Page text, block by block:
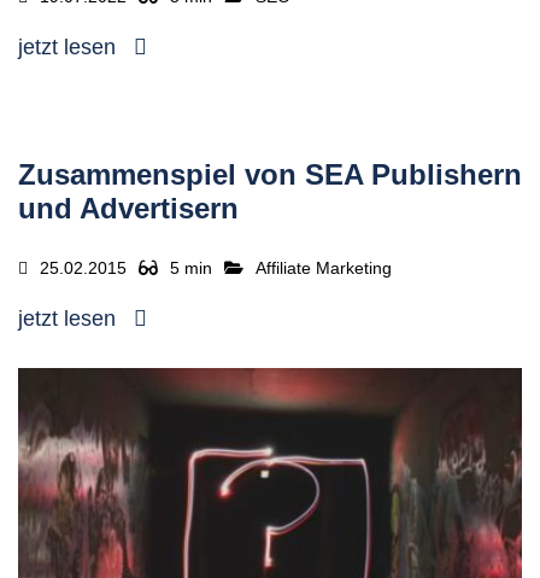
jetzt lesen
Zusammenspiel von SEA Publishern
und Advertisern
25.02.2015 5 min Affiliate Marketing
jetzt lesen